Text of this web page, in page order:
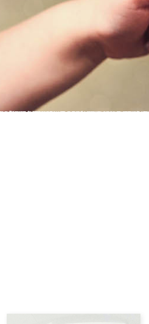
Etkö ole vielä asiakkaamme?
Luo asiakastili tästä!